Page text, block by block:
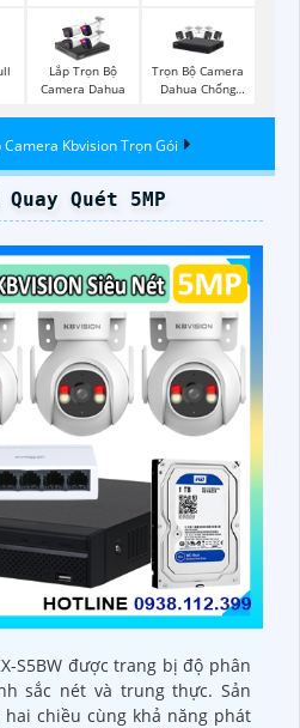
Lắp Trọn Bộ
Camera Dahua
Trọn Bộ Camera
Dahua Chống
Camera Kbvision Trọn Gói
Quét 5MP
S5BW được trang bị độ phân
sắc nét và trung thực. Sản
chiều cùng khả năng phát